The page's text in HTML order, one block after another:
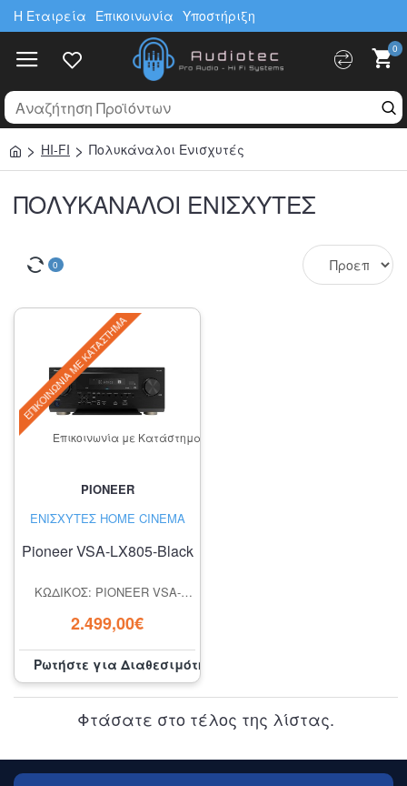
Η Εταιρεία Επικοινωνία Υποστήριξη
0
HI-FI Πολυκάναλοι Ενισχυτές
ΠΟΛΥΚΆΝΑΛΟΙ ΕΝΙΣΧΥΤΈΣ
0
ΕΠΙΚΟΙΝΩΝΊΑ ΜΕ ΚΑΤΆΣΤΗΜΑ
PIONEER
ΕΝΙΣΧΥΤΈΣ HOME CINEMA
Pioneer VSA-LX805-Black
ΚΩΔΙΚΌΣ: PIONEER VSA-
RECEIVER, BLACK
2.499,00€
Επικοινωνία με Κατάστημα
Ρωτήστε για Διαθεσιμότητα
Φτάσατε στο τέλος της λίστας.